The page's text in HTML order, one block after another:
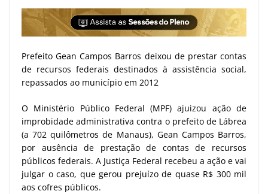
Prefeito Gean Campos Barros deixou de prestar contas
de recursos federais destinados à assistência social,
repassados ao município em 2012
O Ministério Público Federal (MPF) ajuizou ação de
improbidade administrativa contra o prefeito de Lábrea
(a 702 quilômetros de Manaus), Gean Campos Barros,
por ausência de prestação de contas de recursos
públicos federais. A Justiça Federal recebeu a ação e vai
julgar o caso, que gerou prejuízo de quase R$ 300 mil
aos cofres públicos.